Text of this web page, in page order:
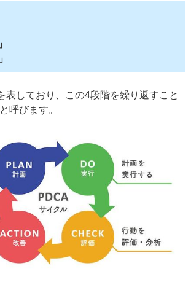
表しており、この4段階を繰り返すこと
呼びます。